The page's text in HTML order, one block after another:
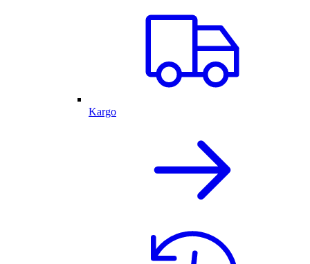
Kargo